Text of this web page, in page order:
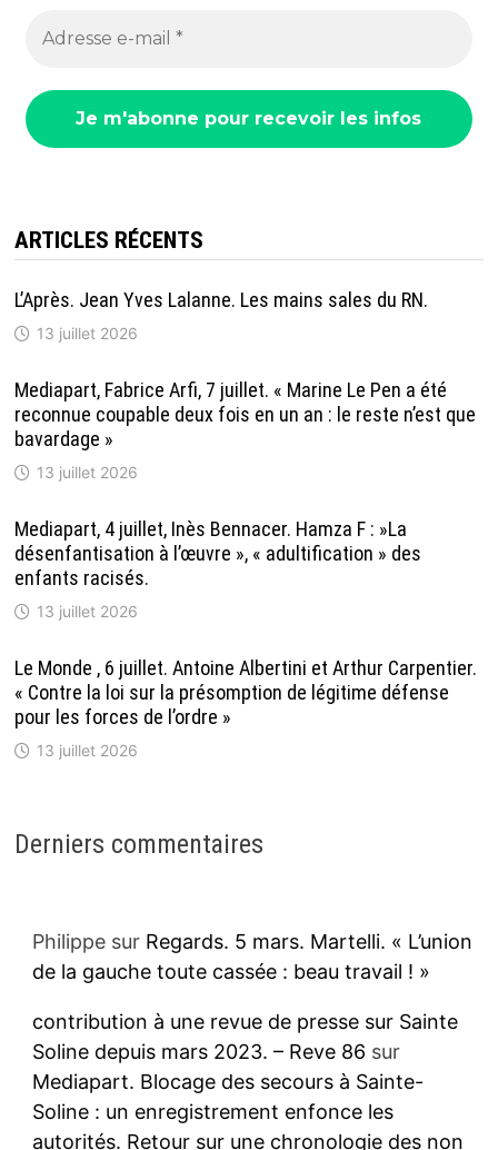
ARTICLES RÉCENTS
L’Après. Jean Yves Lalanne. Les mains sales du RN.
13 juillet 2026
Mediapart, Fabrice Arfi, 7 juillet. « Marine Le Pen a été
reconnue coupable deux fois en un an : le reste n’est que
bavardage »
13 juillet 2026
Mediapart, 4 juillet, Inès Bennacer. Hamza F : »La
désenfantisation à l’œuvre », « adultification » des
enfants racisés.
13 juillet 2026
Le Monde , 6 juillet. Antoine Albertini et Arthur Carpentier.
« Contre la loi sur la présomption de légitime défense
pour les forces de l’ordre »
13 juillet 2026
Derniers commentaires
Philippesur Regards. 5 mars. Martelli. « L’union
de la gauche toute cassée : beau travail ! »
contribution à une revue de presse sur Sainte
Soline depuis mars 2023. – Reve 86 sur
Mediapart. Blocage des secours à Sainte-
Soline : un enregistrement enfonce les
autorités. Retour sur une chronologie des non